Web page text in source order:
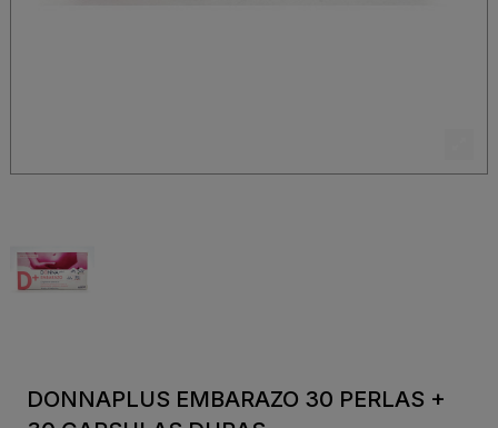
DONNAPLUS EMBARAZO 30 PERLAS +